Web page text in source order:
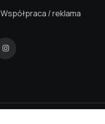
Współpraca / reklama